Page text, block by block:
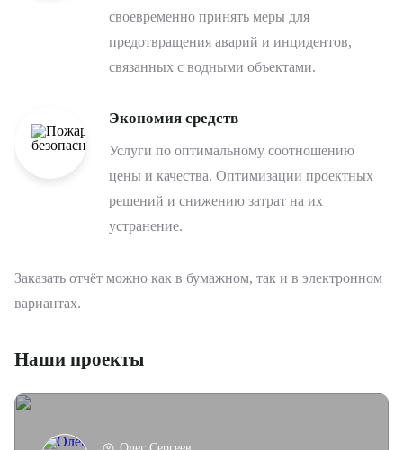
своевременно принять меры для
предотвращения аварий и инцидентов,
связанных с водными объектами.
Экономия средств
Услуги по оптимальному соотношению
цены и качества. Оптимизации проектных
решений и снижению затрат на их
устранение.
Заказать отчёт можно как в бумажном, так и в электронном
вариантах.
Цели, для достижения которых следует заказать
инженерно-геологические исследования:
Цена услуг определяется индивидуально и зависит от
особенностей участка и требований проекта. Стоимость
в договоре.
Наши проекты